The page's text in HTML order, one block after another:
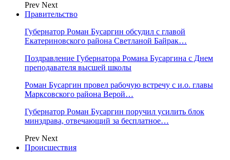
Prev Next
Правительство
Губернатор Роман Бусаргин обсудил с главой
Екатериновского района Светланой Байрак…
Поздравление Губернатора Романа Бусаргина с Днем
преподавателя высшей школы
Роман Бусаргин провел рабочую встречу с и.о. главы
Марксовского района Верой…
Губернатор Роман Бусаргин поручил усилить блок
минздрава, отвечающий за бесплатное…
Prev Next
Происшествия